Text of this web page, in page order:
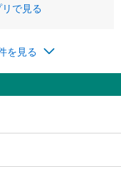
ださい。
て異なります。
何ら関係がなく、実際
ものではありません。返
入力された金利を35年
で見る
を見る